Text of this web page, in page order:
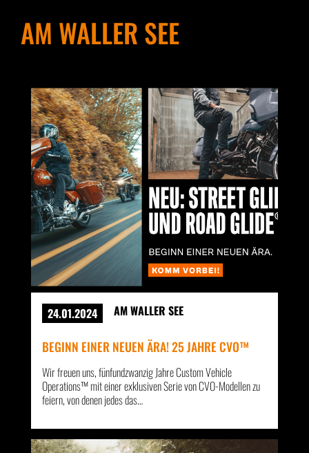
AM WALLER SEE
24.01.2024 AM WALLER SEE
BEGINN EINER NEUEN ÄRA! 25 JAHRE CVO™
Wir freuen uns, fünfundzwanzig Jahre Custom Vehicle
Operations™ mit einer exklusiven Serie von CVO-Modellen zu
feiern, von denen jedes das…